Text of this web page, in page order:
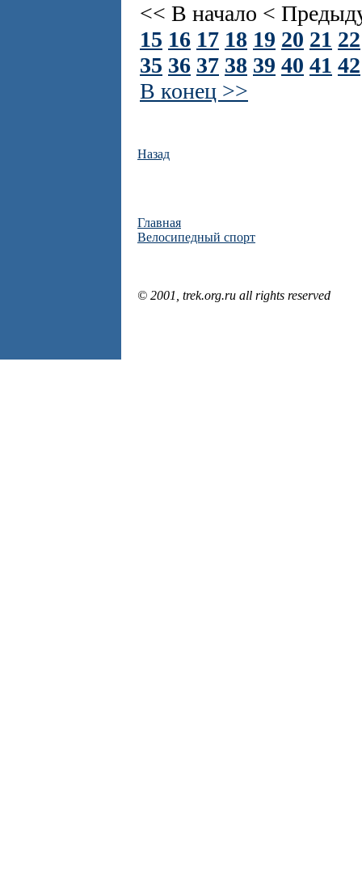
<< В начало <
15 16 17 18 19 20 21 22
35 36 37 38 39 40 41 42
В конец >>
Назад
Главная
Велосипедный спорт
© 2001, trek.org.ru all rights reserved